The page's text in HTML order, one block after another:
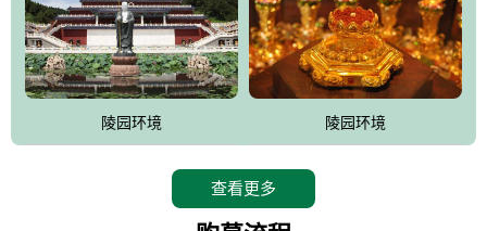
陵园环境 陵园环境
查看更多